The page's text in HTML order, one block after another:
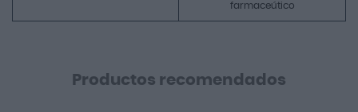
farmaceútico
Productos recomendados